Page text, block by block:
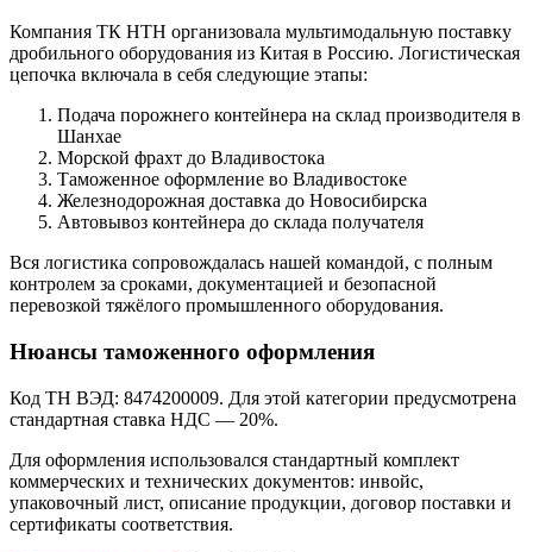
Компания ТК НТН организовала мультимодальную поставку
дробильного оборудования из Китая в Россию. Логистическая
цепочка включала в себя следующие этапы:
Подача порожнего контейнера на склад производителя в
Шанхае
Морской фрахт до Владивостока
Таможенное оформление во Владивостоке
Железнодорожная доставка до Новосибирска
Автовывоз контейнера до склада получателя
Вся логистика сопровождалась нашей командой, с полным
контролем за сроками, документацией и безопасной
перевозкой тяжёлого промышленного оборудования.
Нюансы таможенного оформления
Код ТН ВЭД: 8474200009. Для этой категории предусмотрена
стандартная ставка НДС — 20%.
Для оформления использовался стандартный комплект
коммерческих и технических документов: инвойс,
упаковочный лист, описание продукции, договор поставки и
сертификаты соответствия.